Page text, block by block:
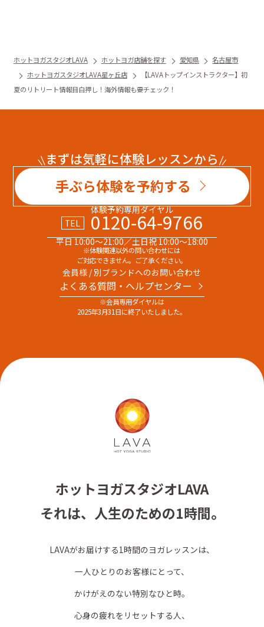
ホットヨガスタジオLAVA ホットヨガ店舗を探す 愛知県
名古屋市
ホットヨガスタジオLAVA星ヶ丘店
【LAVAトップインストラクター】初
夏のリトリート情報目白押し！海外情報も要チェック！
まずは気軽に体験レッスンから
手ぶら体験を予約する
体験予約専用ダイヤル
TEL
0120-64-9766
平日 10:00～21:00／土日祝 10:00～18:00
※体験関連以外の問い合わせには
ご対応できません。ご了承ください。
会員様 / 別ブランドへのお問い合わせ
よくある質問・へルプセンター
※会員専用ダイヤルは
2025年3月31日に終了いたしました。
ホットヨガスタジオLAVA
それは、人生のための1時間。
LAVAがお届けする1時間のヨガレッスンは、
一人ひとりのお客様にとって、
かけがえのない特別なひと時。
心身の疲れをリセットする人、